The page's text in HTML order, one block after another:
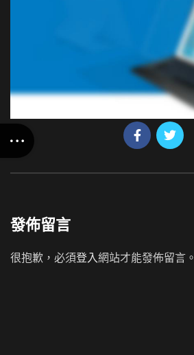
發佈留言
很抱歉，必須登入網站才能發佈留言。